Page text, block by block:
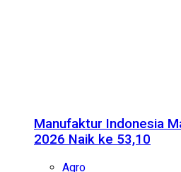
Manufaktur Indonesia
2026 Naik ke 53,10
Agro